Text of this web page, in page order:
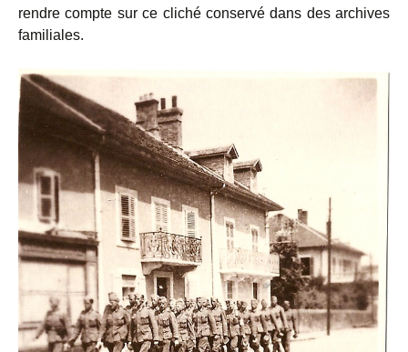
rendre compte sur ce cliché conservé dans des archives
familiales.